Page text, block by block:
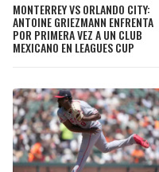
MONTERREY VS ORLANDO CITY:
ANTOINE GRIEZMANN ENFRENTA
POR PRIMERA VEZ A UN CLUB
MEXICANO EN LEAGUES CUP